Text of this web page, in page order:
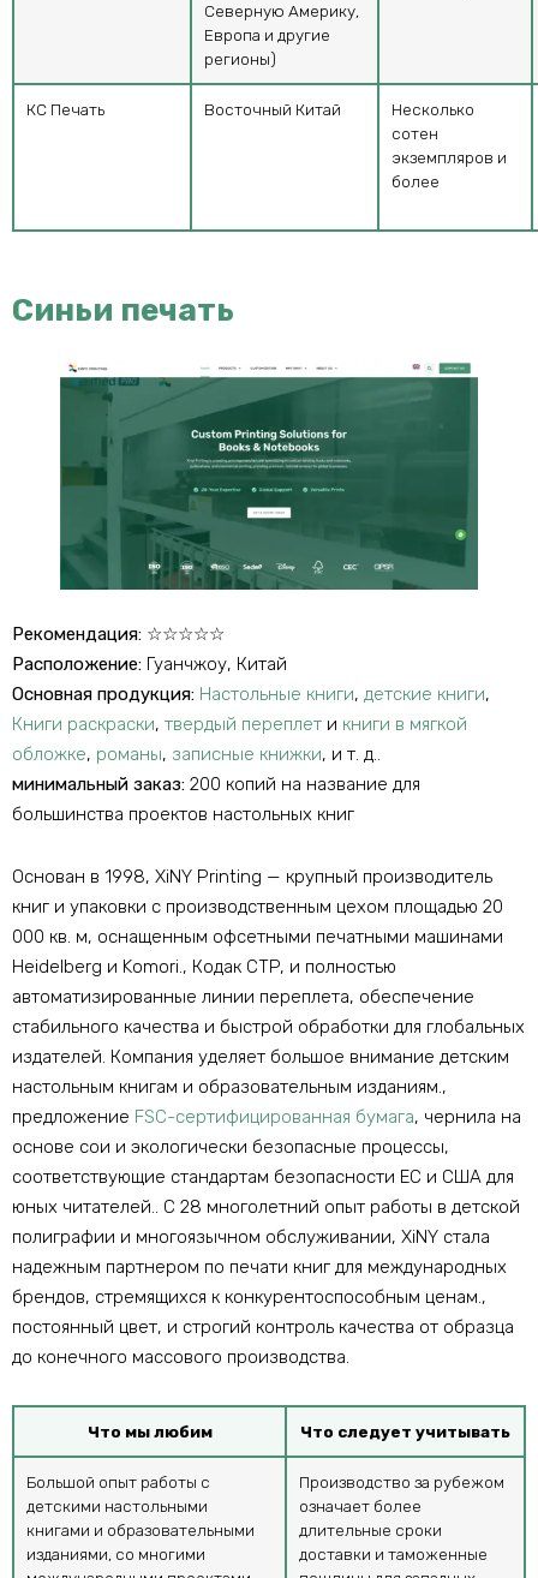
Северную Америку,
Европа и другие
регионы)
КС Печать Восточный Китай
Несколько
сотен
экземпляров и
более
Синьи печать
Рекомендация: ☆☆☆☆☆
Расположение: Гуанчжоу, Китай
Основная продукция: Настольные книги, детские книги,
Книги раскраски, твердый переплет и книги в мягкой
обложке, романы, записные книжки, и т. д..
минимальный заказ: 200 копий на название для
большинства проектов настольных книг​
Основан в 1998, XiNY Printing — крупный производитель
книг и упаковки с производственным цехом площадью 20
000 кв. м, оснащенным офсетными печатными машинами
Heidelberg и Komori., Кодак CTP, и полностью
автоматизированные линии переплета, обеспечение
стабильного качества и быстрой обработки для глобальных
издателей. Компания уделяет большое внимание детским
настольным книгам и образовательным изданиям.,
предложение FSC-сертифицированная бумага, чернила на
основе сои и экологически безопасные процессы,
соответствующие стандартам безопасности ЕС и США для
юных читателей.. С 28 многолетний опыт работы в детской
полиграфии и многоязычном обслуживании, XiNY стала
надежным партнером по печати книг для международных
брендов, стремящихся к конкурентоспособным ценам.,
постоянный цвет, и строгий контроль качества от образца
до конечного массового производства.
Что мы любим Что следует учитывать
Большой опыт работы с
детскими настольными
книгами и образовательными
изданиями, со многими
Производство за рубежом
означает более
длительные сроки
доставки и таможенные